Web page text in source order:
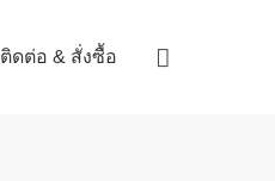
ติดต่อ & สั่งซื้อ Search